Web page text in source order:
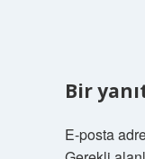
Bir
E-posta